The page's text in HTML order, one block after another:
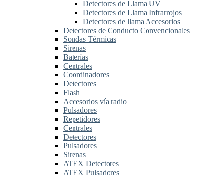
Detectores de Llama UV
Detectores de Llama Infrarrojos
Detectores de llama Accesorios
Detectores de Conducto Convencionales
Sondas Térmicas
Sirenas
Baterías
Centrales
Coordinadores
Detectores
Flash
Accesorios vía radio
Pulsadores
Repetidores
Centrales
Detectores
Pulsadores
Sirenas
ATEX Detectores
ATEX Pulsadores